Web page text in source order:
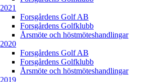
2021
Forsgårdens Golf AB
Forsgårdens Golfklubb
Årsmöte och höstmöteshandlingar
2020
Forsgårdens Golf AB
Forsgårdens Golfklubb
Årsmöte och höstmöteshandlingar
2019